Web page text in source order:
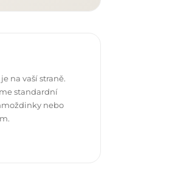
na vaší straně.
standardní
nebo